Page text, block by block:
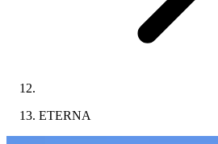
ETERNA